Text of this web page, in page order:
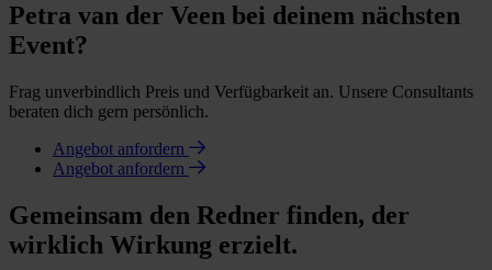
Petra van der Veen bei deinem nächsten
Event?
Frag unverbindlich Preis und Verfügbarkeit an. Unsere Consultants
beraten dich gern persönlich.
Angebot anfordern
Angebot anfordern
Gemeinsam den Redner finden, der
wirklich Wirkung erzielt.